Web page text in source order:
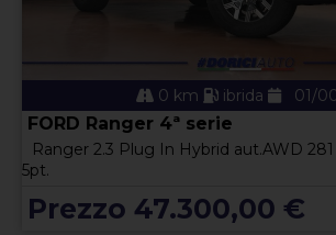
0 km ibrida 01/
FORD Ranger 4ª serie
Ranger 2.3 Plug In Hybrid aut.AWD
5pt.
Prezzo 47.300,00 €